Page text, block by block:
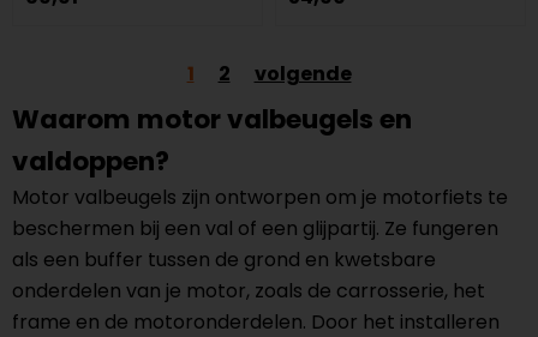
1 2 volgende
Waarom motor valbeugels en
valdoppen?
Motor valbeugels zijn ontworpen om je motorfiets te
beschermen bij een val of een glijpartij. Ze fungeren
als een buffer tussen de grond en kwetsbare
onderdelen van je motor, zoals de carrosserie, het
frame en de motoronderdelen. Door het installeren